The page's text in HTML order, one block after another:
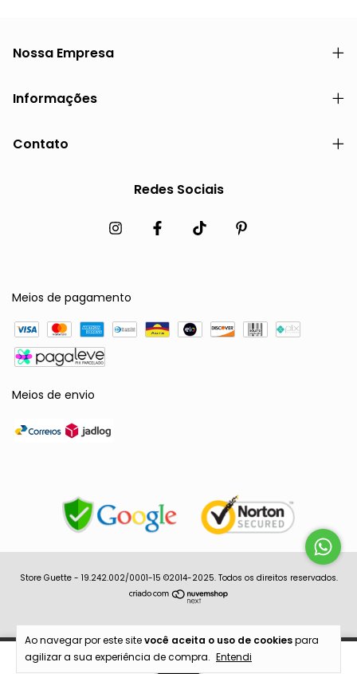
Ao navegar por este sitevocê aceita o uso de cookiespara
agilizar a sua experiência de compra. Entendi
Nossa Empresa
Informações
Contato
Redes Sociais
Meios de pagamento
Meios de envio
Store Guette - 19.242.002/0001-15 ©2014-2025. Todos os direitos reservados.